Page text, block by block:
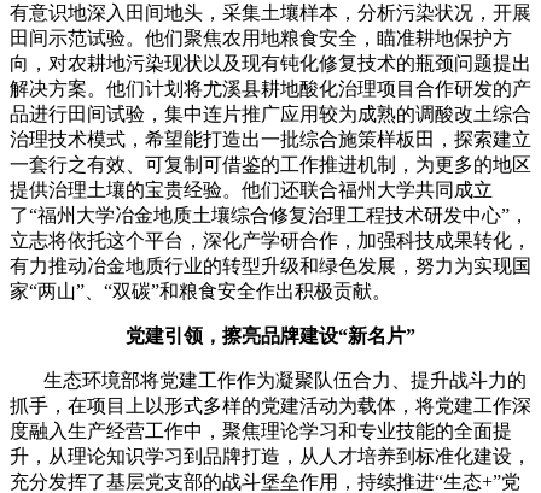
有意识地深入田间地头，采集土壤样本，分析污染状况，开展
田间示范试验。他们聚焦农用地粮食安全，瞄准耕地保护方
向，对农耕地污染现状以及现有钝化修复技术的瓶颈问题提出
解决方案。他们计划将尤溪县耕地酸化治理项目合作研发的产
品进行田间试验，集中连片推广应用较为成熟的调酸改土综合
治理技术模式，希望能打造出一批综合施策样板田，探索建立
一套行之有效、可复制可借鉴的工作推进机制，为更多的地区
提供治理土壤的宝贵经验。他们还联合福州大学共同成立
了“福州大学冶金地质土壤综合修复治理工程技术研发中心”，
立志将依托这个平台，深化产学研合作，加强科技成果转化，
有力推动冶金地质行业的转型升级和绿色发展，努力为实现国
家“两山”、“双碳”和粮食安全作出积极贡献。
党建引领，擦亮品牌建设“新名片”
生态环境部将党建工作作为凝聚队伍合力、提升战斗力的
抓手，在项目上以形式多样的党建活动为载体，将党建工作深
度融入生产经营工作中，聚焦理论学习和专业技能的全面提
升，从理论知识学习到品牌打造，从人才培养到标准化建设，
充分发挥了基层党支部的战斗堡垒作用，持续推进“生态+”党